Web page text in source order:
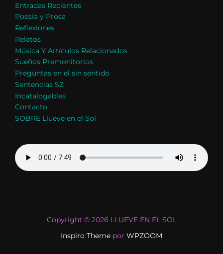
Entradas Recientes
Poesía y Prosa
Reflexiones
Relatos
Música Y Artículos Relacionados
Sueños Premonitorios
Preguntas en el sin sentido
Sentencias SZ
Incatalogables
Contacto
SOBRE Llueve en el Sol
Copyright © 2026 LLUEVE EN EL SOL
Inspiro Theme por WPZOOM